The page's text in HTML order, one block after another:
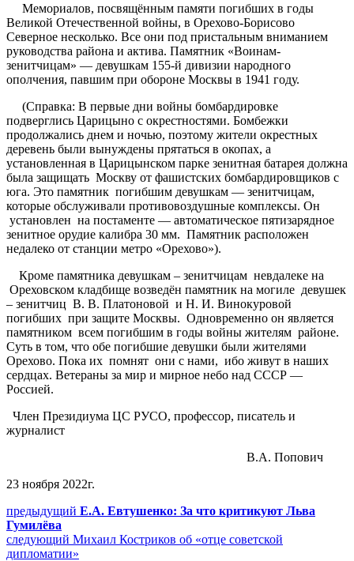
Мемориалов, посвящённым памяти погибших в годы
Великой Отечественной войны, в Орехово-Борисово
Северное несколько. Все они под пристальным вниманием
руководства района и актива. Памятник «Воинам-
зенитчицам» — девушкам 155-й дивизии народного
ополчения, павшим при обороне Москвы в 1941 году.
(Справка: В первые дни войны бомбардировке
подверглись Царицыно с окрестностями. Бомбежки
продолжались днем и ночью, поэтому жители окрестных
деревень были вынуждены прятаться в окопах, а
установленная в Царицынском парке зенитная батарея должна
была защищать Москву от фашистских бомбардировщиков с
юга. Это памятник погибшим девушкам — зенитчицам,
которые обслуживали противовоздушные комплексы. Он
установлен на постаменте — автоматическое пятизарядное
зенитное орудие калибра 30 мм. Памятник расположен
недалеко от станции метро «Орехово»).
Кроме памятника девушкам – зенитчицам невдалеке на
Ореховском кладбище возведён памятник на могиле девушек
– зенитчиц В. В. Платоновой и Н. И. Винокуровой
погибших при защите Москвы. Одновременно он является
памятником всем погибшим в годы войны жителям районе.
Суть в том, что обе погибшие девушки были жителями
Орехово. Пока их помнят они с нами, ибо живут в наших
сердцах. Ветераны за мир и мирное небо над СССР —
Россией.
Член Президиума ЦС РУСО, профессор, писатель и
журналист
В.А. Попович
23 ноября 2022г.
Навигация
по
записям
предыдущий Предыдущий
Е.А. Евтушенко: За что критикуют Льва
Гумилёва
следующий Следующее
сообщение:
Михаил Костриков об «отце советской
дипломатии»